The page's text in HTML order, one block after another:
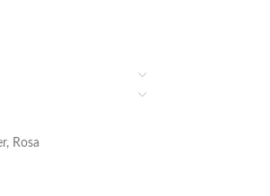
, Rosa